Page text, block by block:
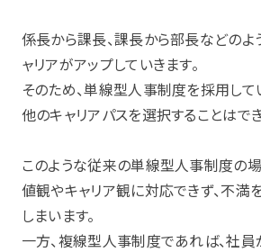
係長から課長、課長から部長などのよ
ャリアがアップしていきます。
そのため、単線型人事制度を採用して
他のキャリアパスを選択することはで
このような従来の単線型人事制度の
値観やキャリア観に対応できず、不満
しまいます。
一方、複線型人事制度であれば、社